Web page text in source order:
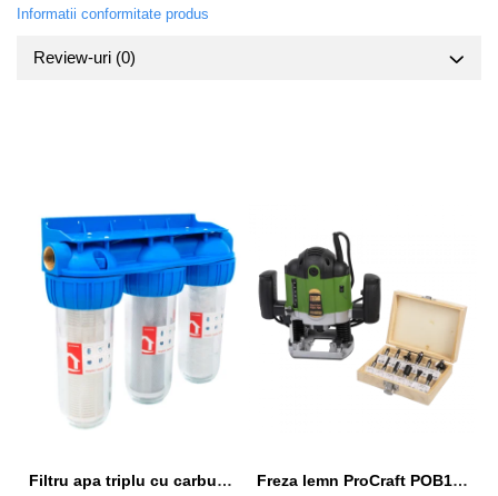
Informatii conformitate produs
Review-uri (0)
Filtru apa triplu cu carbune/bumbac/sita 3x3/4"*10 Freza lemn ProCraft POB1700, 1200 W, 2600 Rpm cu 12 freze pentru lemn incluse in pachet